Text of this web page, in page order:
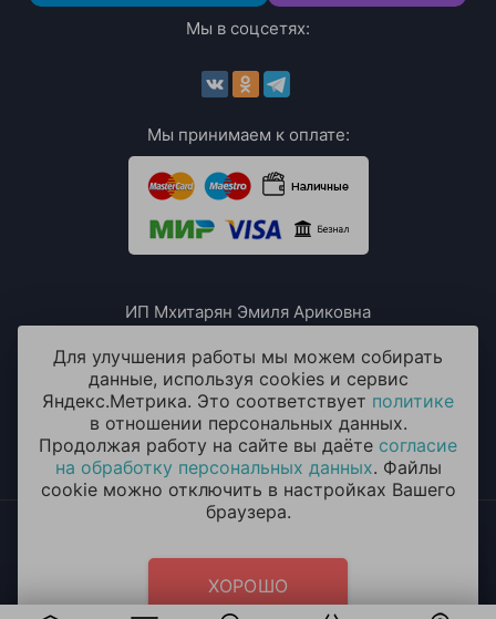
Мы в соцсетях:
Мы принимаем к оплате:
ИП Мхитарян Эмиля Ариковна
ИНН: 771385063807
ОГРН / ОГРНИП: 319508100076230
2014 - 2026 © «ОКЕАН ШАРОВ» Воздушные шары с
Политика конфиденциальности
согласие на обработку
персональных данных
Для улучшения работы мы можем собирать
данные, используя cookies и сервис
Яндекс.Метрика. Это соответствует политике
в отношении персональных данных.
Продолжая работу на сайте вы даёте согласие
на обработку персональных данных. Файлы
cookie можно отключить в настройках Вашего
браузера.
ХОРОШО